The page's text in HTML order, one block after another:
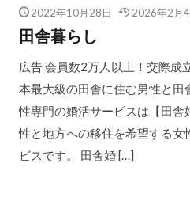
2022年10月28日 2026年2月
田舎暮らし
広告 会員数2万人以上！交際成
本最大級の田舎に住む男性と田
性専門の婚活サービスは【田舎
性と地方への移住を希望する女
ビスです。 田舎婚 […]